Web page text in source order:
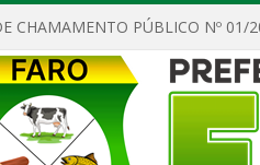
CHAMAMENTO PÚBLICO Nº 01/